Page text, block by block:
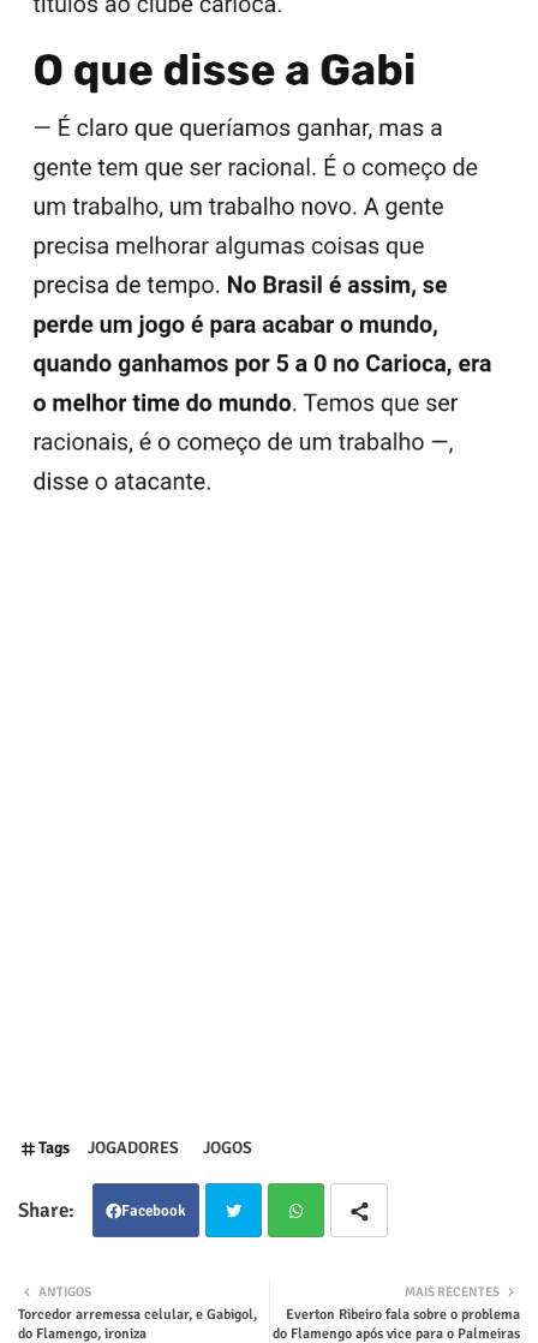
Tags JOGADORES JOGOS
Facebook
ter tsap
MAIS RECENTES
Everton Ribeiro fala sobre o problema
do Flamengo após vice para o Palmeiras
ANTIGOS
Torcedor arremessa celular, e Gabigol,
do Flamengo, ironiza